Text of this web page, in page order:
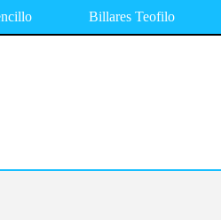
Billares Teofilo